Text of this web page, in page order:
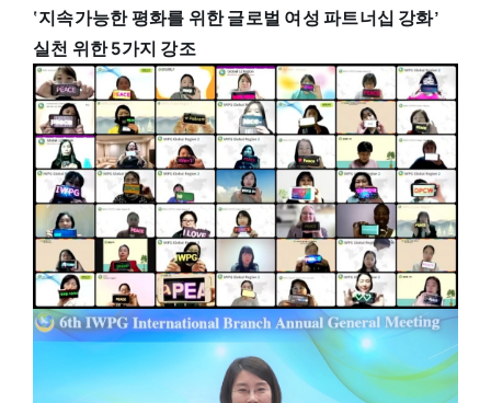
‘지속가능한 평화를 위한 글로벌 여성 파트너십 강화’
실천 위한 5가지 강조